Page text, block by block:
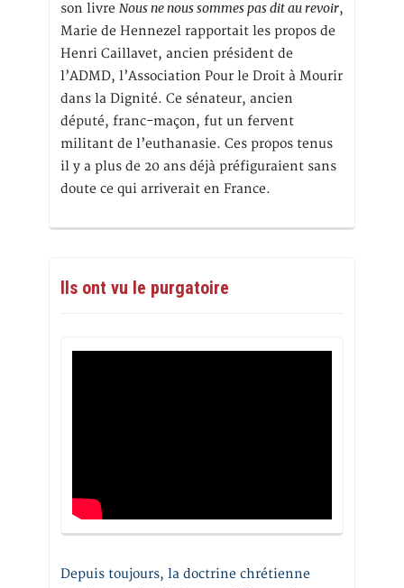
son livre Nous ne nous sommes pas dit au revoir,
Marie de Hennezel rapportait les propos de
Henri Caillavet, ancien président de
l’ADMD, l’Association Pour le Droit à Mourir
dans la Dignité. Ce sénateur, ancien
député, franc-maçon, fut un fervent
militant de l’euthanasie. Ces propos tenus
il y a plus de 20 ans déjà préfiguraient sans
doute ce qui arriverait en France.
Ils ont vu le purgatoire
Depuis toujours, la doctrine chrétienne